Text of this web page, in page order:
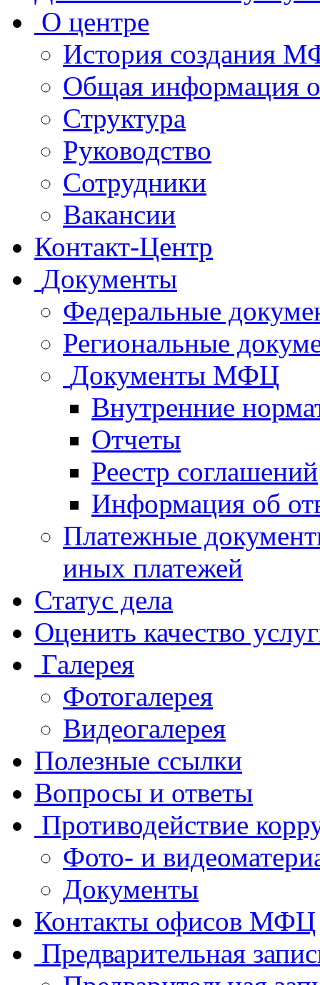
О центре
История создания
Общая
Структура
Руководство
Сотрудники
Вакансии
Контакт-Центр
Документы
Федеральные
Региональные
Документы МФЦ
Внутренние
Отчеты
Реестр соглашений
Информация об
Платежные
иных платежей
Статус дела
Оценить качество
Галерея
Фотогалерея
Видеогалерея
Полезные ссылки
Вопросы и ответы
Противодействие
Фото- и
Документы
Контакты офисов МФЦ
Предварительная